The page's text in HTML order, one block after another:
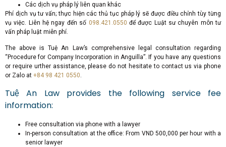
Các dịch vụ pháp lý liên quan khác
Phí dịch vụ tư vấn; thực hiện các thủ tục pháp lý sẽ được điều chỉnh tùy từng
vụ việc. Liên hệ ngay đến số 098.421.0550 để được Luật sư chuyên môn tư
vấn pháp luật miễn phí.
The above is Tuệ An Law’s comprehensive legal consultation regarding
“Procedure for Company Incorporation in Anguilla”. If you have any questions
or require urther assistance, please do not hesitate to contact us via phone
or Zalo at +84 98 421 0550.
Tuệ An Law provides the following service fee
information:
Free consultation via phone with a lawyer
In-person consultation at the office: From VND 500,000 per hour with a
senior lawyer